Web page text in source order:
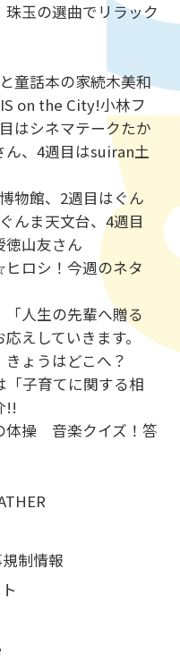
玉の選曲でリラック
童話本の家続木美和
on the City!小林フ
はシネマテークたか
ん、4週目はsuiran土
物館、2週目はぐん
んま天文台、4週目
徳山友さん
ロシ！今週のネタ
人生の先輩へ贈る
えしていきます。
ょうはどこへ？
子育てに関する相
!!
操 音楽クイズ！答
制情報